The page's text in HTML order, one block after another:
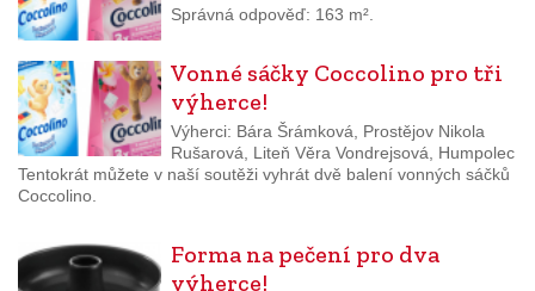
Správná odpověď: 163 m².
Vonné sáčky Coccolino pro tři
výherce!
Výherci: Bára Šrámková, Prostějov Nikola
Rušarová, Liteň Věra Vondrejsová, Humpolec
Tentokrát můžete v naší soutěži vyhrát dvě balení vonných sáčků
Coccolino.
Forma na pečení pro dva
výherce!